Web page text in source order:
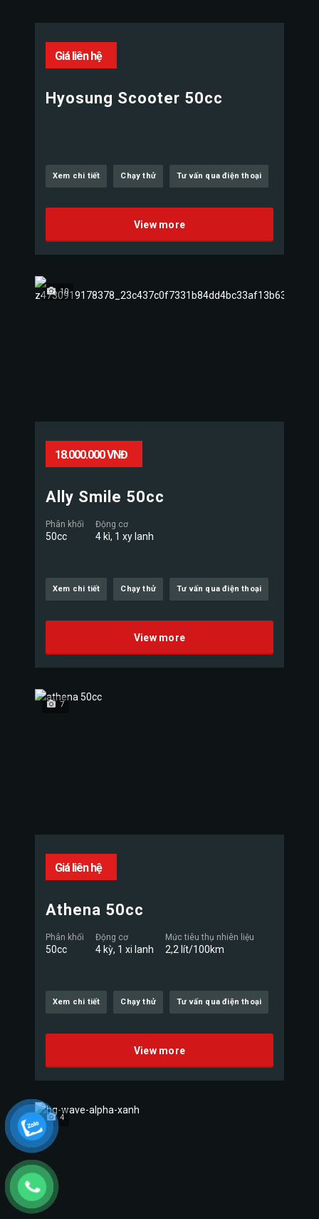
Giá liên hệ
Hyosung Scooter 50cc
Xem chi tiết Chạy thử Tư vấn qua điện thoại
View more
10
18.000.000 VNĐ
Ally Smile 50cc
Phân khối
50cc
Động cơ
4 kì, 1 xy lanh
Xem chi tiết Chạy thử Tư vấn qua điện thoại
View more
7
Giá liên hệ
Athena 50cc
Phân khối
50cc
Động cơ
4 kỳ, 1 xi lanh
Mức tiêu thụ nhiên liệu
2,2 lít/100km
Xem chi tiết Chạy thử Tư vấn qua điện thoại
View more
4